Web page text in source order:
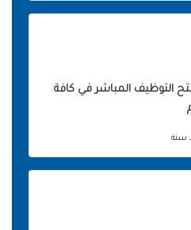
التوظيف المباشر في كافة
سنة